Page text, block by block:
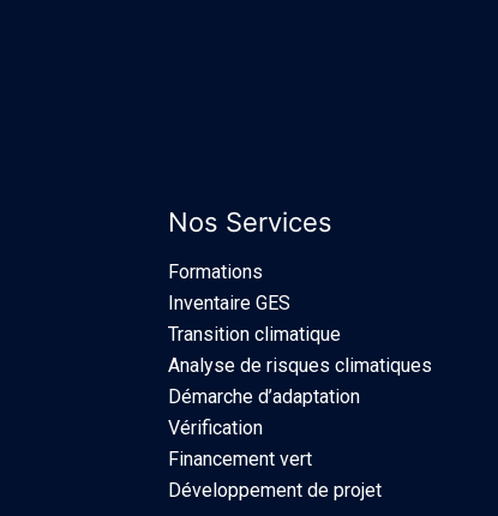
Nos Services
Formations
Inventaire GES
Transition climatique
Analyse de risques climatiques
Démarche d’adaptation
Vérification
Financement vert
Développement de projet